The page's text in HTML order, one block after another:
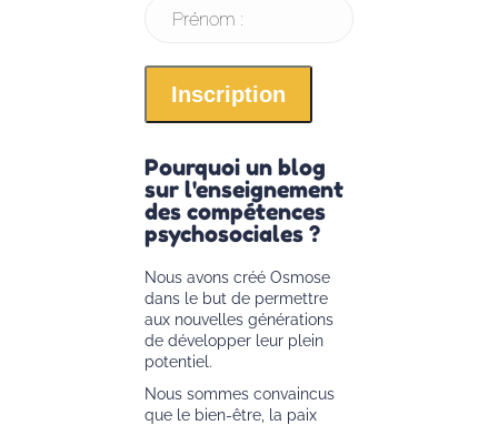
Prénom :
Pourquoi un blog
sur l'enseignement
des compétences
psychosociales ?
Nous avons créé Osmose
dans le but de permettre
aux nouvelles générations
de développer leur plein
potentiel.
Nous sommes convaincus
que le bien-être, la paix